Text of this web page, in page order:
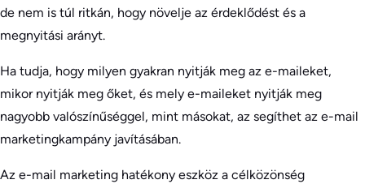
de nem is túl ritkán, hogy növelje az érdeklődést és a
megnyitási arányt.
Ha tudja, hogy milyen gyakran nyitják meg az e-maileket,
mikor nyitják meg őket, és mely e-maileket nyitják meg
nagyobb valószínűséggel, mint másokat, az segíthet az e-mail
marketingkampány javításában.
Az e-mail marketing hatékony eszköz a célközönség